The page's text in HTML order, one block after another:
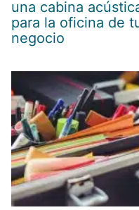
una cabina
para la oficina de
negocio